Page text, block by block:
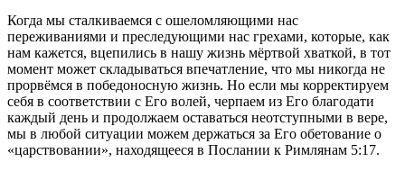
Когда мы сталкиваемся с ошеломляющими нас
переживаниями и преследующими нас грехами, которые, как
нам кажется, вцепились в нашу жизнь мёртвой хваткой, в тот
момент может складываться впечатление, что мы никогда не
прорвёмся в победоносную жизнь. Но если мы корректируем
себя в соответствии с Его волей, черпаем из Его благодати
каждый день и продолжаем оставаться неотступными в вере,
мы в любой ситуации можем держаться за Его обетование о
«царствовании», находящееся в Послании к Римлянам 5:17.